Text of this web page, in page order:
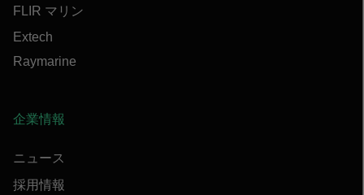
FLIR マリン
Extech
Raymarine
企業情報
ニュース
採用情報